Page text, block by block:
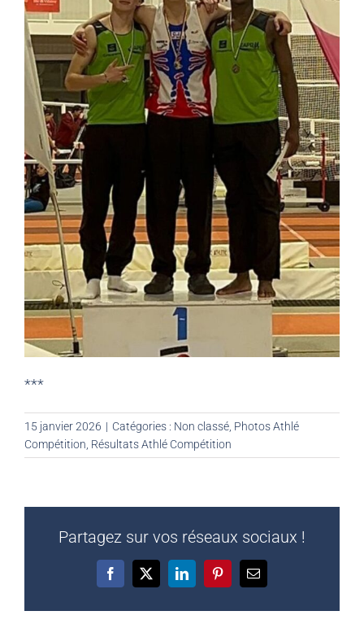
***
15 janvier 2026 | Catégories : Non classé Photos Athlé
Compétition Résultats Athlé Compétition
Partagez sur vos réseaux sociaux !
Facebook
X LinkedInPinterestEmail